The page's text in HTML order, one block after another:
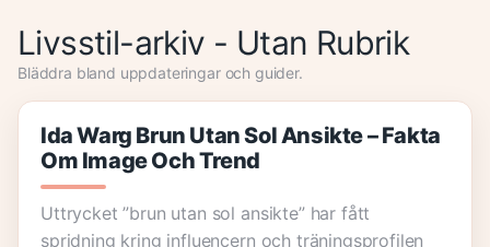
Livsstil-arkiv - Utan Rubrik
Bläddra bland uppdateringar och guider.
Ida Warg Brun Utan Sol Ansikte – Fakta
Om Image Och Trend
Uttrycket ”brun utan sol ansikte” har fått
spridning kring influencern och träningsprofilen